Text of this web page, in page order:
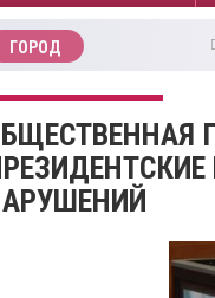
ГОРОД